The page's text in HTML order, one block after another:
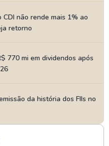
não rende mais 1% ao
retorno
770 mi em dividendos após
da história dos FIIs no